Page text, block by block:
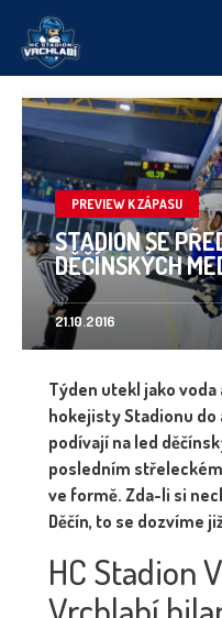
PREVIEW K ZÁPASU
STADION SE
DĚČÍNSKÝCH
21.10.2016
Týden utekl jako voda
hokejisty Stadionu
podívají na led
posledním
ve formě. Zda-li si
Děčín, to se dozvíme
HC Stadion